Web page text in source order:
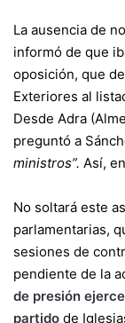
La ausencia de
informó de que
oposición, que
Exteriores al
Desde Adra
preguntó a
ministros”. Así,
No soltará este
parlamentarias,
sesiones de
pendiente de la
de presión
partido de